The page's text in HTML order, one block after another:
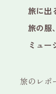
旅に出
旅の服
ミュー
旅のレポ